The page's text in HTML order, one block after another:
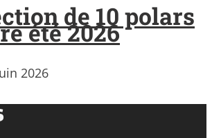
de 10 polars
été 2026
2026